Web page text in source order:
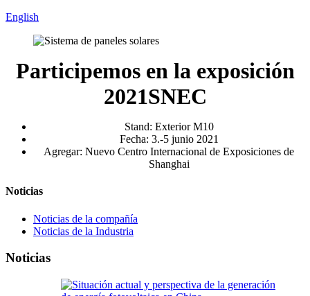
English
Participemos en la exposición
2021SNEC
Stand: Exterior M10
Fecha: 3.-5 junio 2021
Agregar: Nuevo Centro Internacional de Exposiciones de
Shanghai
Noticias
Noticias de la compañía
Noticias de la Industria
Noticias